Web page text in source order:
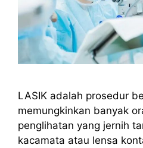
LASIK adalah prosedur
memungkinkan banyak
penglihatan yang jernih
kacamata atau lensa